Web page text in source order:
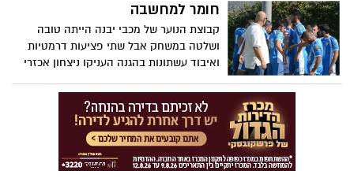
חומר למחשבה
קבוצת הנוער של מכבי יבנה הייתה טובה
ושלטה במשחק אבל שתי פציעות דרמטיות
ואיבוד עשתונות בהגנה העניקו ניצחון אכזרי